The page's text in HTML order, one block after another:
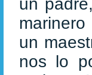
un
un
nos lo